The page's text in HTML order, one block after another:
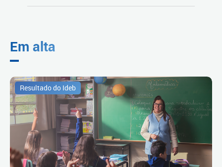
Em alta
Resultado do Ideb